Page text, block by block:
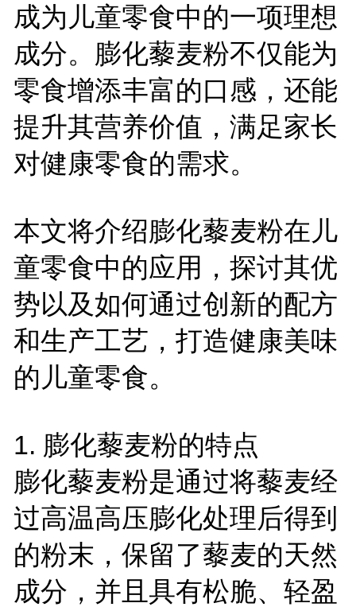
成为儿童零食中的一项理想
成分。膨化藜麦粉不仅能为
零食增添丰富的口感，还能
提升其营养价值，满足家长
对健康零食的需求。
本文将介绍膨化藜麦粉在儿
童零食中的应用，探讨其优
势以及如何通过创新的配方
和生产工艺，打造健康美味
的儿童零食。
1. 膨化藜麦粉的特点
膨化藜麦粉是通过将藜麦经
过高温高压膨化处理后得到
的粉末，保留了藜麦的天然
成分，并且具有松脆、轻盈